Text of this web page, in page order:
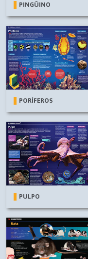
PINGÜINO
PORÍFEROS
PULPO